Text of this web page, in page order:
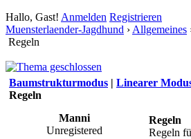
Hallo, Gast! Anmelden Registrieren
Muensterlaender-Jagdhund › Allgemeines
Regeln
Baumstrukturmodus | Linearer
Regeln
Manni
Unregistered
Regeln
Regeln